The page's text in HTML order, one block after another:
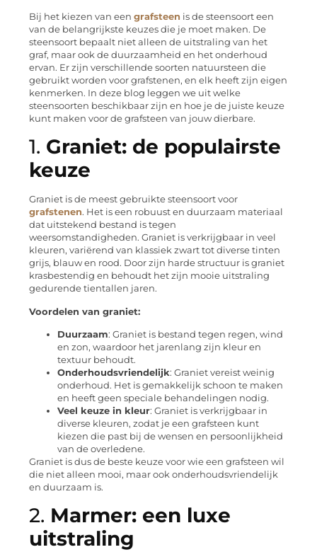
Bij het kiezen van een grafsteen is de steensoort een
van de belangrijkste keuzes die je moet maken. De
steensoort bepaalt niet alleen de uitstraling van het
graf, maar ook de duurzaamheid en het onderhoud
ervan. Er zijn verschillende soorten natuursteen die
gebruikt worden voor grafstenen, en elk heeft zijn eigen
kenmerken. In deze blog leggen we uit welke
steensoorten beschikbaar zijn en hoe je de juiste keuze
kunt maken voor de grafsteen van jouw dierbare.
1. Graniet: de populairste
keuze
Graniet is de meest gebruikte steensoort voor
grafstenen. Het is een robuust en duurzaam materiaal
dat uitstekend bestand is tegen
weersomstandigheden. Graniet is verkrijgbaar in veel
kleuren, variërend van klassiek zwart tot diverse tinten
grijs, blauw en rood. Door zijn harde structuur is graniet
krasbestendig en behoudt het zijn mooie uitstraling
gedurende tientallen jaren.
Voordelen van graniet:
Duurzaam: Graniet is bestand tegen regen, wind
en zon, waardoor het jarenlang zijn kleur en
textuur behoudt.
Onderhoudsvriendelijk: Graniet vereist weinig
onderhoud. Het is gemakkelijk schoon te maken
en heeft geen speciale behandelingen nodig.
Veel keuze in kleur: Graniet is verkrijgbaar in
diverse kleuren, zodat je een grafsteen kunt
kiezen die past bij de wensen en persoonlijkheid
van de overledene.
Graniet is dus de beste keuze voor wie een grafsteen wil
die niet alleen mooi, maar ook onderhoudsvriendelijk
en duurzaam is.
2. Marmer: een luxe
uitstraling